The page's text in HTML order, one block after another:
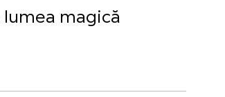
magică